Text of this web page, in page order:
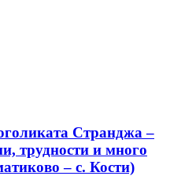
Странджа –
трудности и много
– с. Кости)